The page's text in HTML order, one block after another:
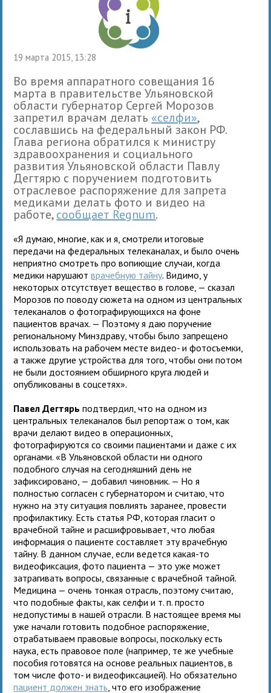
19 марта 2015, 13:28
Во время аппаратного совещания 16
марта в правительстве Ульяновской
области губернатор Сергей Морозов
запретил врачам делать «селфи»,
сославшись на федеральный закон РФ.
Глава региона обратился к министру
здравоохранения и социального
развития Ульяновской области Павлу
Дегтярю с поручением подготовить
отраслевое распоряжение для запрета
медиками делать фото и видео на
работе,сообщает Regnum.
«Я думаю, многие, как и я, смотрели итоговые
передачи на федеральных телеканалах, и было очень
неприятно смотреть про вопиющие случаи, когда
медики нарушаютврачебную тайну. Видимо, у
некоторых отсутствует вещество в голове, — сказал
Морозов по поводу сюжета на одном из центральных
телеканалов о фотографирующихся на фоне
пациентов врачах. — Поэтому я даю поручение
региональному Минздраву, чтобы было запрещено
использовать на рабочем месте видео- и фотосъемки,
а также другие устройства для того, чтобы они потом
не были достоянием обширного круга людей и
опубликованы в соцсетях».
Павел Дегтярь подтвердил, что на одном из
центральных телеканалов был репортаж о том, как
врачи делают видео в операционных,
фотографируются со своими пациентами и даже с их
органами. «В Ульяновской области ни одного
подобного случая на сегодняшний день не
зафиксировано, — добавил чиновник. — Но я
полностью согласен с губернатором и считаю, что
нужно на эту ситуация повлиять заранее, провести
профилактику. Есть статья РФ, которая гласит о
врачебной тайне и расшифровывает, что любая
информация о пациенте составляет эту врачебную
тайну. В данном случае, если ведется какая-то
видеофиксация, фото пациента — это уже может
затрагивать вопросы, связанные с врачебной тайной.
Медицина — очень тонкая отрасль, поэтому считаю,
что подобные факты, как селфи и т. п. просто
недопустимы в нашей отрасли. В настоящее время мы
уже начали готовить подобное распоряжение,
отрабатываем правовые вопросы, поскольку есть
наука, есть правовое поле (например, те же учебные
пособия готовятся на основе реальных пациентов, в
том числе фото- и видеофиксацией). Но обязательно
пациент должен знать , что его изображение